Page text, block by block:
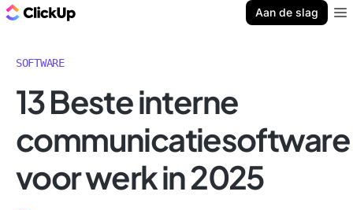
Aan de slag
SOFTWARE
13 Beste interne
communicatiesoftware
voor werk in 2025